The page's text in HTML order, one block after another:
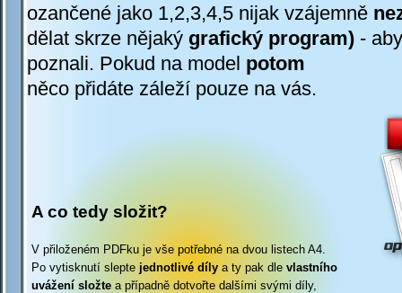
ozančené jako 1,2,3,4,5 nijak vzájemně
dělat skrze nějaký grafický program) -
poznali. Pokud na model potom
něco přidáte záleží pouze na vás.
A co tedy složit?
V přiloženém PDFku je vše potřebné na dvou listech A4.
Po vytisknutí slepte jednotlivé díly a ty pak dle vlastního
uvážení složte a případně dotvořte dalšími svými díly,